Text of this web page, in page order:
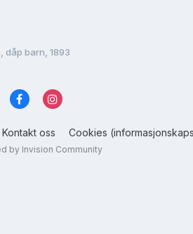
dåp barn, 1893
Kontakt oss Cookies
by Invision Community